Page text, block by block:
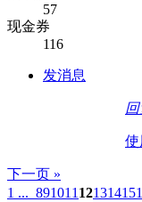
57
现金券
116
发消息
使
下一页 »
1 ... 891011 12131415